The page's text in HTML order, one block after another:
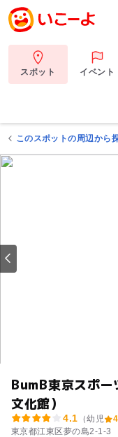
スポット イベント
このスポットの周辺から
BumB東京スポ
文化館）
4.1 （幼児
東京都江東区夢の島2-1-3